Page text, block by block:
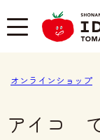
オンラインショップ
アイコ